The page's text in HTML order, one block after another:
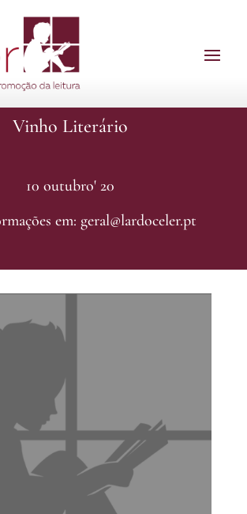
Vinho Literário
10 outubro' 20
em: geral@lardoceler.pt